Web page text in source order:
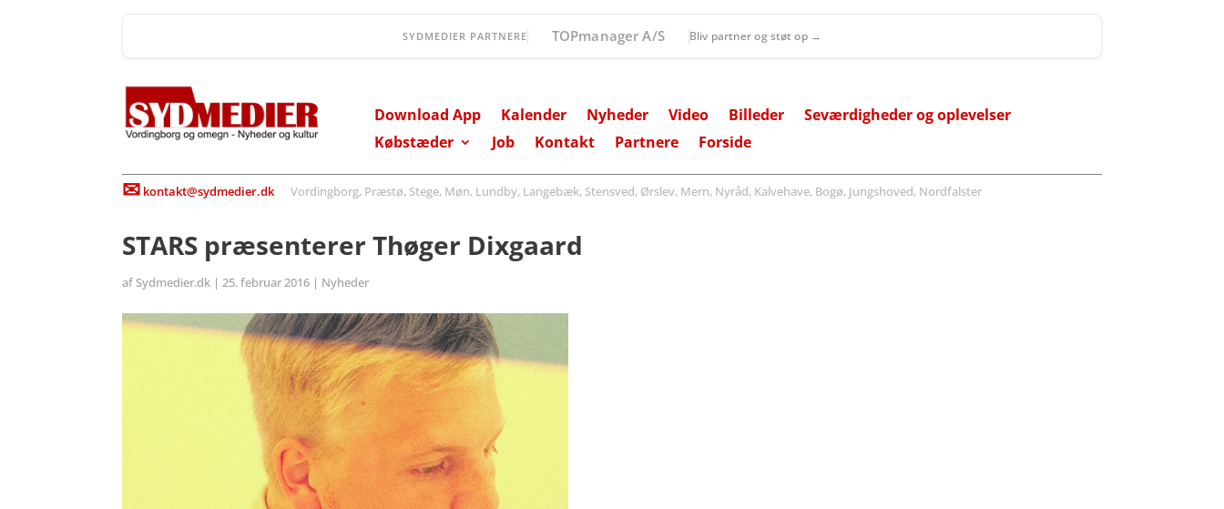
SYDMEDIER PARTNERE Lollands Bank Bliv partner og støt op →
Download App Kalender Nyheder Video Billeder
Seværdigheder og oplevelser
Købstæder
Job Kontakt Partnere Forside
✉ kontakt@sydmedier.dkVordingborg, Præstø, Stege, Møn, Lundby, Langebæk, Stensved, Ørslev, Mern, Nyråd, Kalvehave, Bogø, Jungshoved, Nordfalster
STARS præsenterer Thøger Dixgaard
af Sydmedier.dk |25. februar 2016 | Nyheder